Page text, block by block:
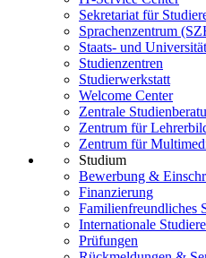
Sekretariat für
Sprachenzentrum
Staats- und
Studienzentren
Studierwerkstatt
Welcome Center
Zentrale
Zentrum für
Zentrum für
Studium
Bewerbung &
Finanzierung
Familienfreundliches
Internationale
Prüfungen